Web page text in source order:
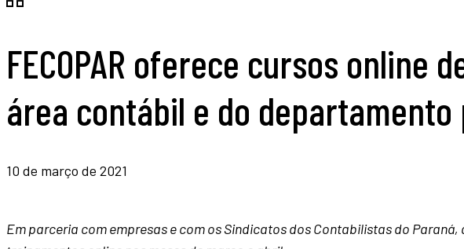
FECOPAR oferece cursos online
área contábil e do departamento
10 de março de 2021
Em parceria com empresas e com os Sindicatos dos Contabilistas do